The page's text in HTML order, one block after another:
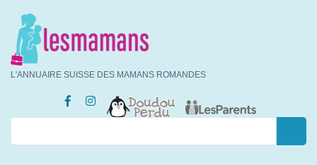
contenu
principal
L'ANNUAIRE SUISSE DES MAMANS ROMANDES
Rechercher